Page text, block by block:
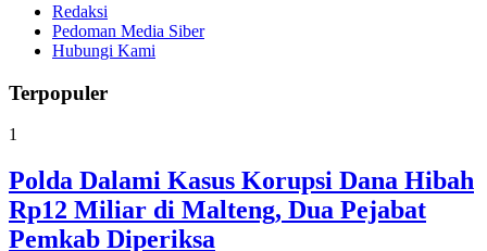
Redaksi
Pedoman Media Siber
Hubungi Kami
Terpopuler
1
Polda Dalami Kasus Korupsi Dana Hibah
Rp12 Miliar di Malteng, Dua Pejabat
Pemkab Diperiksa